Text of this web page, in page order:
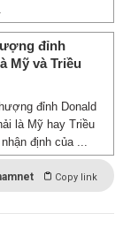
đỉnh
Mỹ và Triều
đỉnh Donald
là Mỹ hay Triều
định của ...
Copy link